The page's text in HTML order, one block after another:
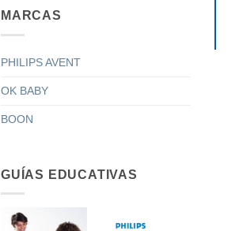
MARCAS
PHILIPS AVENT
OK BABY
BOON
GUÍAS EDUCATIVAS